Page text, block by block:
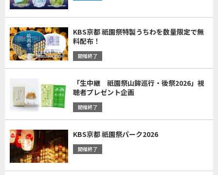
KBS京都 祇園祭特製うちわを数量限定で無
料配布！
開催終了
「生中継 祇園祭山鉾巡行・後祭2026」視
聴者プレゼント企画
開催終了
KBS京都 祇園祭パーク2026
開催終了